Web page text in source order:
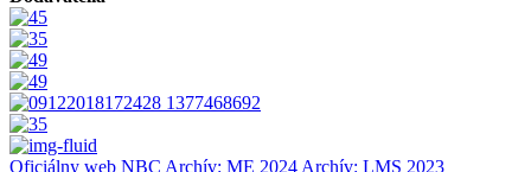
Oficiálny web NBC Archív: ME 2024 Archív: LMS 2023